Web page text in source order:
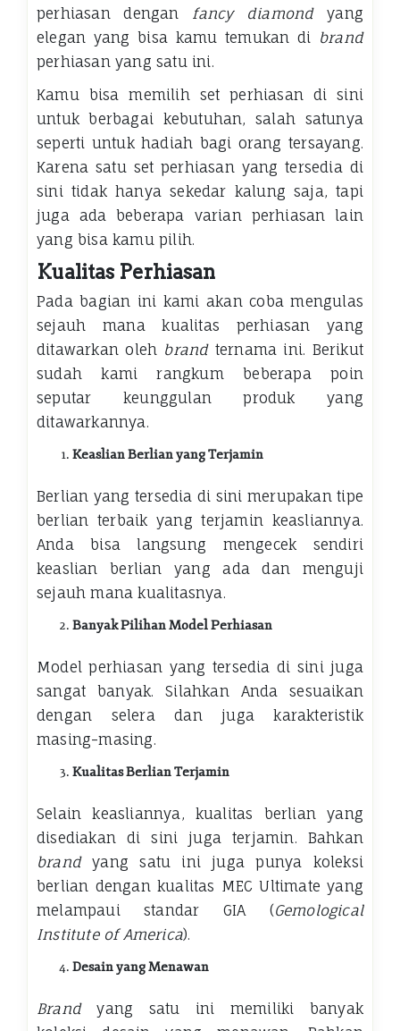
perhiasan dengan fancy diamondyang
elegan yang bisa kamu temukan di brand
perhiasan yang satu ini.
Kamu bisa memilih set perhiasan di sini
untuk berbagai kebutuhan, salah satunya
seperti untuk hadiah bagi orang tersayang.
Karena satu set perhiasan yang tersedia di
sini tidak hanya sekedar kalung saja, tapi
juga ada beberapa varian perhiasan lain
yang bisa kamu pilih.
Kualitas Perhiasan
Pada bagian ini kami akan coba mengulas
sejauh mana kualitas perhiasan yang
ditawarkan oleh brand ternama ini. Berikut
sudah kami rangkum beberapa poin
seputar keunggulan produk yang
ditawarkannya.
Keaslian Berlian yang Terjamin
Berlian yang tersedia di sini merupakan tipe
berlian terbaik yang terjamin keasliannya.
Anda bisa langsung mengecek sendiri
keaslian berlian yang ada dan menguji
sejauh mana kualitasnya.
Banyak Pilihan Model Perhiasan
Model perhiasan yang tersedia di sini juga
sangat banyak. Silahkan Anda sesuaikan
dengan selera dan juga karakteristik
masing-masing.
Kualitas Berlian Terjamin
Selain keasliannya, kualitas berlian yang
disediakan di sini juga terjamin. Bahkan
brandyang satu ini juga punya koleksi
berlian dengan kualitas MEC Ultimate yang
melampaui standar GIA (Gemological
Institute of America).
Desain yang Menawan
Brandyang satu ini memiliki banyak